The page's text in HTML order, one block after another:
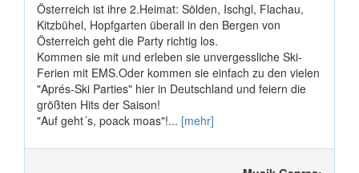
Österreich ist ihre 2.Heimat: Sölden, Ischgl, Flachau,
Kitzbühel, Hopfgarten überall in den Bergen von
Österreich geht die Party richtig los.
Kommen sie mit und erleben sie unvergessliche Ski-
Ferien mit EMS.Oder kommen sie einfach zu den vielen
"Aprés-Ski Parties" hier in Deutschland und feiern die
größten Hits der Saison!
"Auf geht´s, poack moas"!... [mehr]